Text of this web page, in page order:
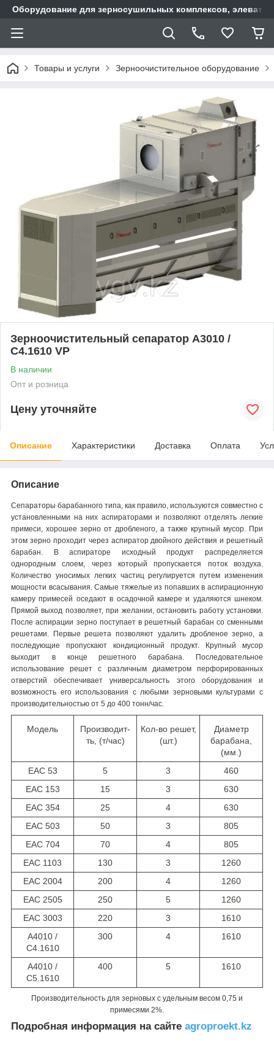
Оборудование для зерносушильных комплексов,
Товары и услуги Зерноочистительное оборудование
Зерноочистительный сепаратор A3010 /
C4.1610 VP
В наличии
Опт и розница
Цену уточняйте
Описание Характеристики Доставка Оплата
Описание
Сепараторы барабанного типа, как правило, используются совместно с
установленными на них аспираторами и позволяют отделять легкие
примеси, хорошее зерно от дробленого, а также крупный мусор. При
этом зерно проходит через аспиратор двойного действия и решетный
барабан. В аспираторе исходный продукт распределяется
однородным слоем, через который пропускается поток воздуха.
Количество уносимых легких частиц регулируется путем изменения
мощности всасывания. Самые тяжелые из попавших в аспирационную
камеру примесей оседают в осадочной камере и удаляются шнеком.
Прямой выход позволяет, при желании, остановить работу установки.
После аспирации зерно поступает в решетный барабан со сменными
решетами. Первые решета позволяют удалить дробленое зерно, а
последующие пропускают кондиционный продукт. Крупный мусор
выходит в конце решетного барабана. Последовательное
использование решет с различным диаметром перфорированных
отверстий обеспечивает универсальность этого оборудования и
возможность его использования с любыми зерновыми культурами с
производительностью от 5 до 400 тонн/час.
Модель
Производит-
ть, (т/час)
Кол-во решет,
(шт.)
Диаметр
барабана,
(мм.)
EAC 53
5 3
460
EAC 153
15 3
630
EAC 354
25 4
630
EAC 503
50 3
805
EAC 704
70 4
805
EAC 1103
130 3
1260
EAC 2004
200 4
1260
EAC 2505
250 5
1260
EAC 3003
220 3
1610
A4010 /
C4.1610
300 4 1610
A4010 /
C5.1610
400 5 1610
Производительность для зерновых с удельным весом 0,75 и
примесями 2%.
Подробная информация на сайте agroproekt.kz